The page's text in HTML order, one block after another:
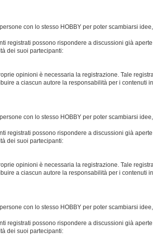
con lo stesso HOBBY per poter scambiarsi
registrati possono rispondere a discussioni già aperte
dei suoi partecipanti:
opinioni è necessaria la registrazione. Tale
a ciascun autore la responsabilità per i contenuti
con lo stesso HOBBY per poter scambiarsi
registrati possono rispondere a discussioni già aperte
dei suoi partecipanti:
opinioni è necessaria la registrazione. Tale
a ciascun autore la responsabilità per i contenuti
con lo stesso HOBBY per poter scambiarsi
registrati possono rispondere a discussioni già aperte
dei suoi partecipanti: